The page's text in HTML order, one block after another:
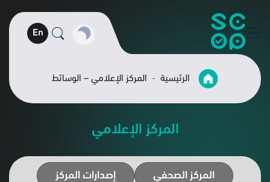
En
الرئيسية المركز الإعلامي – الوسائط
المركز الإعلامي
المركز الصحفي إصدارات المركز